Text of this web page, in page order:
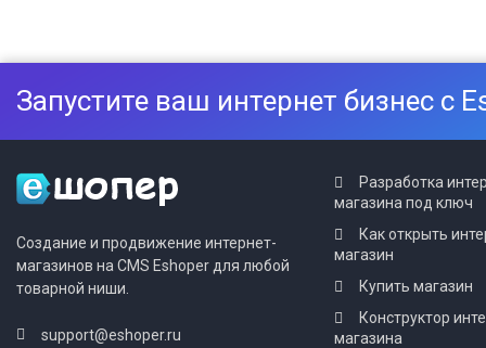
Запустите ваш интернет бизнес с
Создание и продвижение интернет-
магазинов на CMS Eshoper для любой
товарной ниши.
support@eshoper.ru
Разработка
магазина под ключ
Как открыть
магазин
Купить магазин
Конструктор
магазина